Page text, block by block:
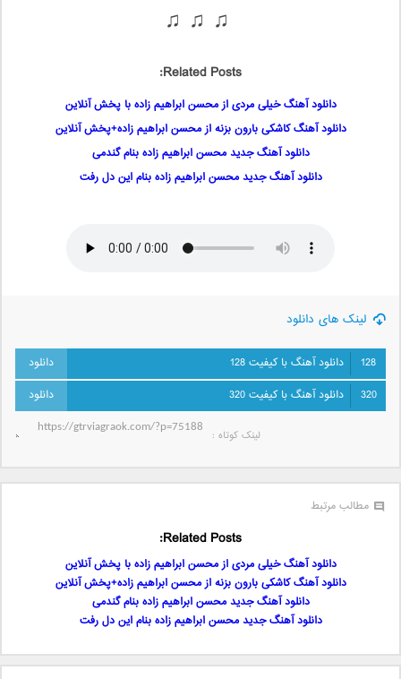
♫ ♫ ♫
Related Posts:
دانلود آهنگ خیلی مردی از محسن ابراهیم زاده با پخش آنلاین
دانلود آهنگ کاشکی بارون بزنه از محسن ابراهیم زاده+پخش آنلاین
دانلود آهنگ جدید محسن ابراهیم زاده بنام گندمی
دانلود آهنگ جدید محسن ابراهیم زاده بنام این دل رفت
لینک های دانلود
128
دانلود آهنگ با کیفیت 128
320
دانلود آهنگ با کیفیت 320
لینک کوتاه‌ :
مطالب مرتبط
Related Posts:
دانلود آهنگ خیلی مردی از محسن ابراهیم زاده با پخش آنلاین
دانلود آهنگ کاشکی بارون بزنه از محسن ابراهیم زاده+پخش آنلاین
دانلود آهنگ جدید محسن ابراهیم زاده بنام گندمی
دانلود آهنگ جدید محسن ابراهیم زاده بنام این دل رفت